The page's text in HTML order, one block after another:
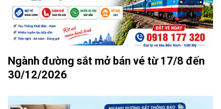
Ngành đường sắt mở bán vé từ 17/8 đến
30/12/2026